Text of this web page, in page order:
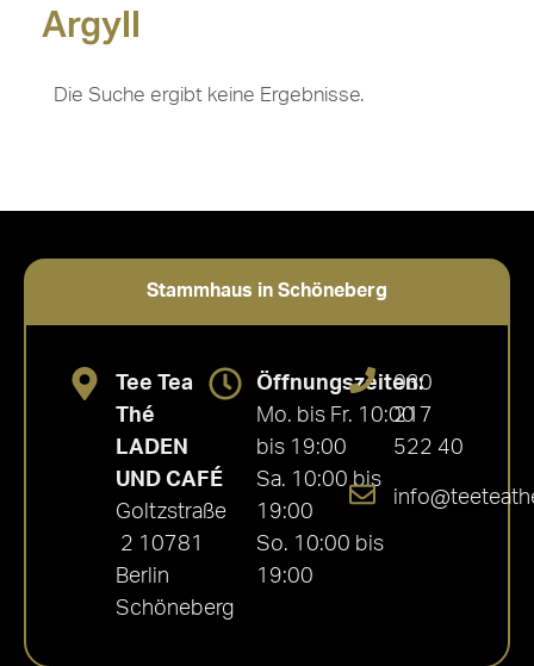
Argyll
Die Suche ergibt keine Ergebnisse.
Stammhaus in Schöneberg
Tee Tea
Thé
LADEN
UND CAFÉ
Goltzstraße
2 10781
Berlin
Schöneberg
Öffnungszeiten:
Mo. bis Fr. 10:00
bis 19:00
Sa. 10:00 bis
19:00
So. 10:00 bis
19:00
030
217
522 40